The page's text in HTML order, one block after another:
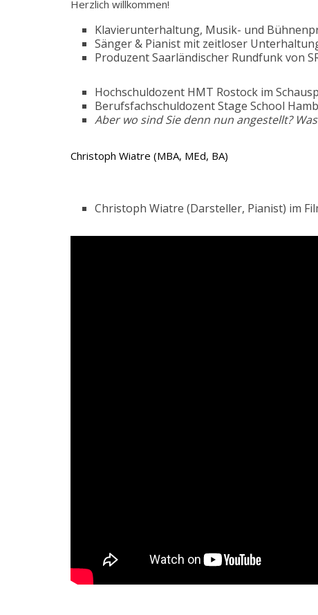
Herzlich willkommen!
Klavierunterhaltung, Musik- und
Sänger & Pianist mit zeitloser
Produzent Saarländischer Rundfunk von
Hochschuldozent HMT Rostock im
Berufsfachschuldozent Stage School
Aber wo sind Sie denn nun angestellt?
Christoph Wiatre (MBA, MEd, BA)
Christoph Wiatre (Darsteller, Pianist) im